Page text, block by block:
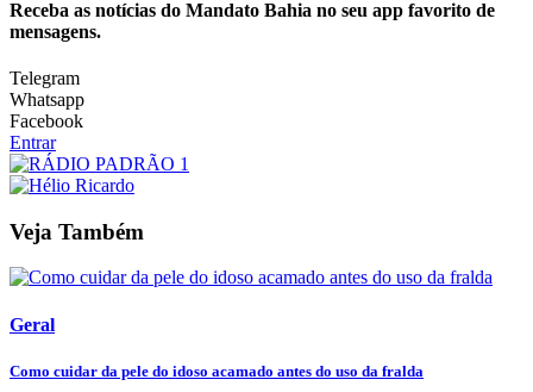
Receba as notícias do Mandato Bahia no seu app favorito de
mensagens.
Telegram
Whatsapp
Facebook
Entrar
Veja Também
Geral
Como cuidar da pele do idoso acamado antes do uso da fralda